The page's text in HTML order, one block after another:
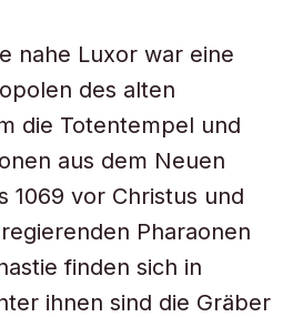
nahe Luxor war eine
des alten
die Totentempel und
aus dem Neuen
1069 vor Christus und
Pharaonen
finden sich in
ihnen sind die Gräber